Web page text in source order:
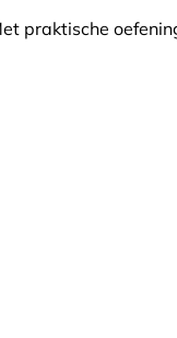
praktische